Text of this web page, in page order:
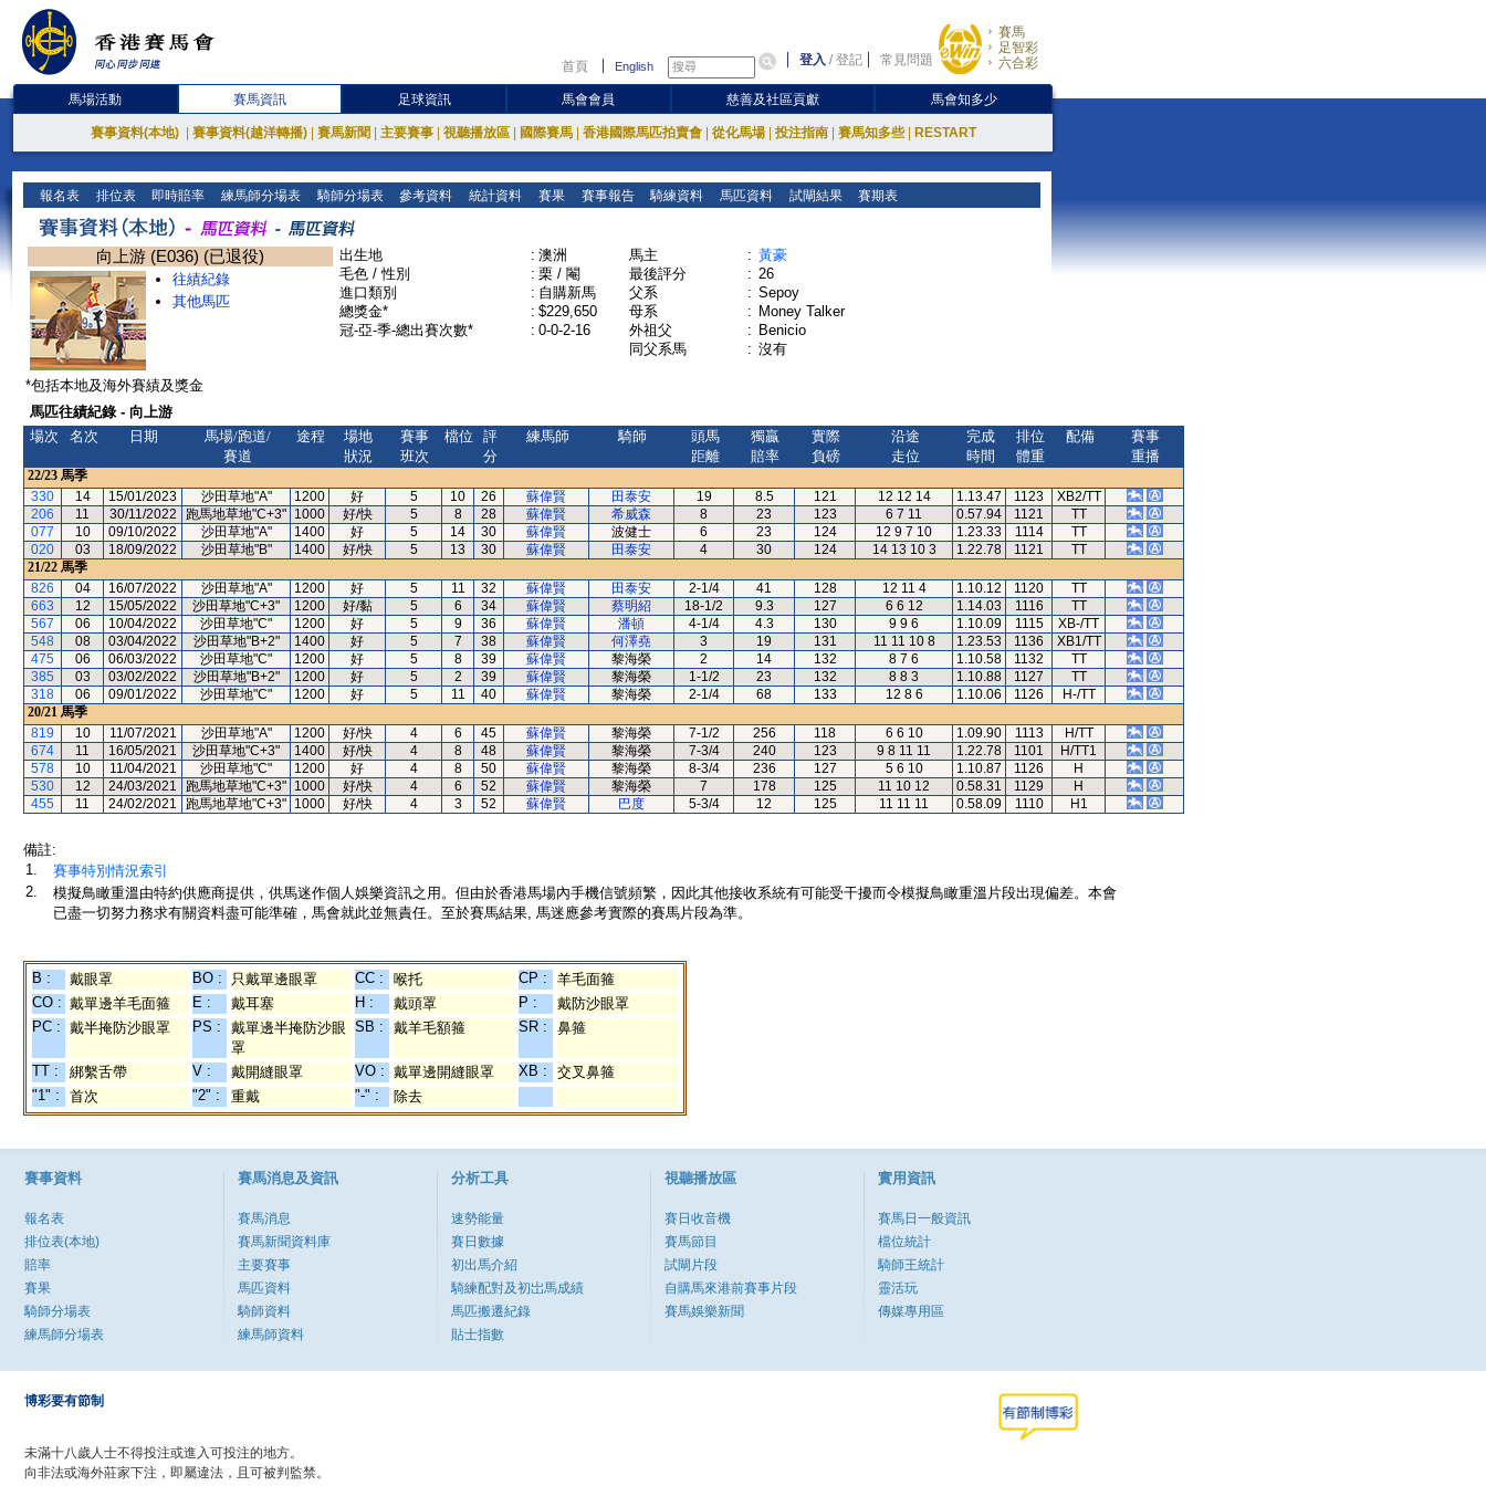
首頁 English 登入 /登記 常見問題
賽馬
足智彩
六合彩
馬場活動 賽馬資訊 足球資訊 馬會會員 慈善及社區貢獻 馬會知多少
賽事資料(本地) 賽事資料(越洋轉播) 賽馬新聞 主要賽事 視聽播放區 國際賽馬 香港國際馬匹拍賣會 從化馬場 投注指南 賽馬知多些 RESTART
報名表 排位表 即時賠率 練馬師分場表 騎師分場表 參考資料 統計資料 賽果 賽事報告 騎練資料 馬匹資料 試閘結果 賽期表
向上游 (E036) (已退役)
往績紀錄
其他馬匹
出生地 : 澳洲
毛色 / 性別
: 栗 / 閹
進口類別
: 自購新馬
總獎金*
: $229,650
冠-亞-季-總出賽次數*
: 0-0-2-16
馬主 : 黃豪
最後評分
: 26
父系
: Sepoy
母系
: Money Talker
外祖父
: Benicio
同父系馬
: 沒有
*包括本地及海外賽績及獎金
馬匹往績紀錄 - 向上游
場次
名次 日期
馬場/跑道/
賽道
途程
場地
狀況
賽事
班次
檔位
評
分
練馬師 騎師
頭馬
距離
獨贏
賠率
實際
負磅
沿途
走位
完成
時間
排位
體重
配備
賽事
重播
22/23 馬季
330
14 15/01/2023 沙田草地"A" 1200 好 5 10 26 蘇偉賢 田泰安 19 8.5 121 12 12 14 1.13.47 1123
XB2/TT
206
11 30/11/2022 跑馬地草地"C+3" 1000 好/快 5 8 28 蘇偉賢 希威森 8 23 123 6 7 11 0.57.94 1121
TT
077
10 09/10/2022 沙田草地"A" 1400 好 5 14 30 蘇偉賢 波健士 6 23 124 12 9 7 10 1.23.33 1114
TT
020
03 18/09/2022 沙田草地"B" 1400 好/快 5 13 30 蘇偉賢 田泰安 4 30 124 14 13 10 3 1.22.78 1121
TT
21/22 馬季
826
04 16/07/2022 沙田草地"A" 1200 好 5 11 32 蘇偉賢 田泰安 2-1/4 41 128 12 11 4 1.10.12 1120
TT
663
12 15/05/2022 沙田草地"C+3" 1200 好/黏 5 6 34 蘇偉賢 蔡明紹 18-1/2 9.3 127 6 6 12 1.14.03 1116
TT
567
06 10/04/2022 沙田草地"C" 1200 好 5 9 36 蘇偉賢 潘頓 4-1/4 4.3 130 9 9 6 1.10.09 1115
XB-/TT
548
08 03/04/2022 沙田草地"B+2" 1400 好 5 7 38 蘇偉賢 何澤堯 3 19 131 11 11 10 8 1.23.53 1136
XB1/TT
475
06 06/03/2022 沙田草地"C" 1200 好 5 8 39 蘇偉賢 黎海榮 2 14 132 8 7 6 1.10.58 1132
TT
385
03 03/02/2022 沙田草地"B+2" 1200 好 5 2 39 蘇偉賢 黎海榮 1-1/2 23 132 8 8 3 1.10.88 1127
TT
318
06 09/01/2022 沙田草地"C" 1200 好 5 11 40 蘇偉賢 黎海榮 2-1/4 68 133 12 8 6 1.10.06 1126
H-/TT
20/21 馬季
819
10 11/07/2021 沙田草地"A" 1200 好/快 4 6 45 蘇偉賢 黎海榮 7-1/2 256 118 6 6 10 1.09.90 1113
H/TT
674
11 16/05/2021 沙田草地"C+3" 1400 好/快 4 8 48 蘇偉賢 黎海榮 7-3/4 240 123 9 8 11 11 1.22.78 1101
H/TT1
578
10 11/04/2021 沙田草地"C" 1200 好 4 8 50 蘇偉賢 黎海榮 8-3/4 236 127 5 6 10 1.10.87 1126
H
530
12 24/03/2021 跑馬地草地"C+3" 1000 好/快 4 6 52 蘇偉賢 黎海榮 7 178 125 11 10 12 0.58.31 1129
H
455
11 24/02/2021 跑馬地草地"C+3" 1000 好/快 4 3 52 蘇偉賢 巴度 5-3/4 12 125 11 11 11 0.58.09 1110 H1
備註:
1.
賽事特別情況索引
2.
模擬鳥瞰重溫由特約供應商提供，供馬迷作個人娛樂資訊之用。但由於香港馬場內手機信號頻繁，因此其他接收系統有可能受干擾而令模擬鳥瞰重溫片段出現偏差。本會
已盡一切努力務求有關資料盡可能準確，馬會就此並無責任。至於賽馬結果, 馬迷應參考實際的賽馬片段為準。
B : 戴眼罩 BO : 只戴單邊眼罩 CC : 喉托 CP :
羊毛面箍
CO : 戴單邊羊毛面箍 E : 戴耳塞 H : 戴頭罩 P :
戴防沙眼罩
PC : 戴半掩防沙眼罩 PS :
戴單邊半掩防沙眼
罩
SB : 戴羊毛額箍 SR : 鼻箍
TT : 綁繫舌帶 V : 戴開縫眼罩 VO : 戴單邊開縫眼罩 XB :
交叉鼻箍
"1" :
首次 "2" : 重戴 "-" : 除去
賽事資料
報名表
排位表(本地)
賠率
賽果
騎師分場表
練馬師分場表
賽馬消息及資訊
賽馬消息
賽馬新聞資料庫
主要賽事
馬匹資料
騎師資料
練馬師資料
分析工具
速勢能量
賽日數據
初出馬介紹
騎練配對及初岀馬成績
馬匹搬遷紀錄
貼士指數
視聽播放區
賽日收音機
賽馬節目
試閘片段
自購馬來港前賽事片段
賽馬娛樂新聞
實用資訊
賽馬日一般資訊
檔位統計
騎師王統計
靈活玩
傳媒專用區
博彩要有節制
未滿十八歲人士不得投注或進入可投注的地方。
向非法或海外莊家下注，即屬違法，且可被判監禁。